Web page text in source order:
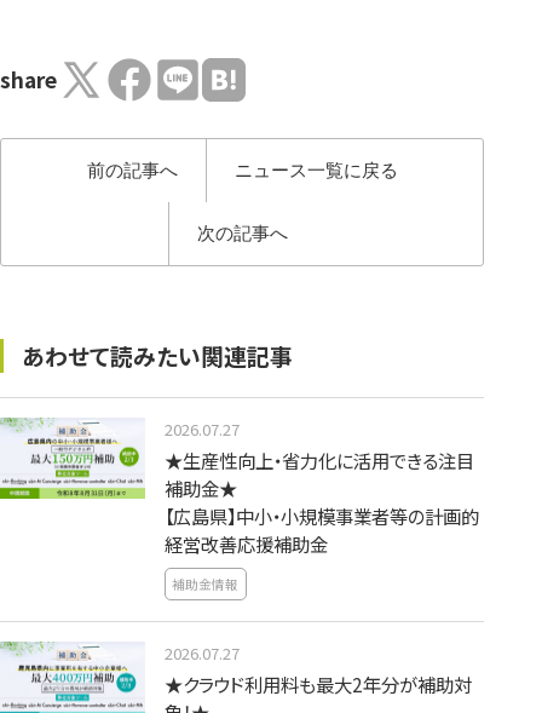
share
前の記事へ ニュース一覧に戻る
次の記事へ
あわせて読みたい関連記事
2026.07.27
★生産性向上・省力化に活用できる注目
補助金★
【広島県】中小・小規模事業者等の計画的
経営改善応援補助金
補助金情報
2026.07.27
★クラウド利用料も最大2年分が補助対